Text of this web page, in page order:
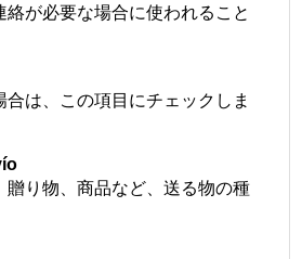
絡が必要な場合に使われること
は、この項目にチェックしま
贈り物、商品など、送る物の種